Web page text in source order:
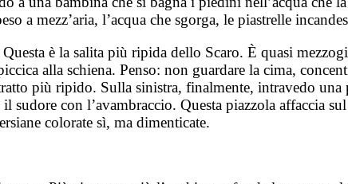
a mezz’aria, l’acqua che sgorga, le piastrelle
è la salita più ripida dello Scaro. È quasi
alla schiena. Penso: non guardare la cima,
più ripido. Sulla sinistra, finalmente, intravedo
con l’avambraccio. Questa piazzola affaccia
colorate sì, ma dimenticate.